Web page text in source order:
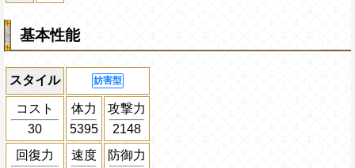
基本性能
スタイル 妨害型
コスト
30
体力
5395
攻撃力
2148
回復力
速度
防御力